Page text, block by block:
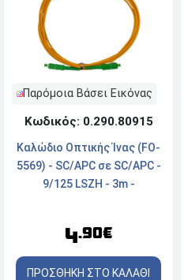
Παρόμοια Βάσει Εικόνας
Κωδικός: 0.290.80915
Καλώδιο Οπτικής Ίνας (FO-
5569) - SC/APC σε SC/APC -
9/125 LSZH - 3m -
4.90€
ΠΡΟΣΘΗΚΗ ΣΤΟ ΚΑΛΑΘΙ